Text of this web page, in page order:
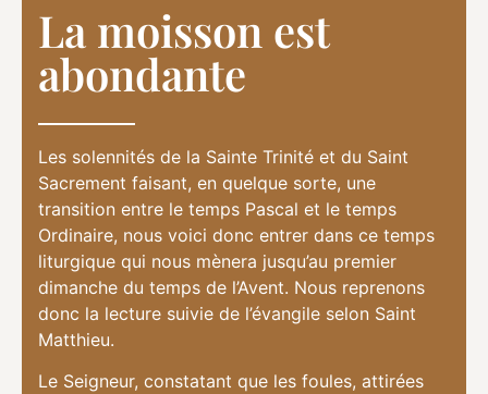
La moisson est
abondante
Les solennités de la Sainte Trinité et du Saint
Sacrement faisant, en quelque sorte, une
transition entre le temps Pascal et le temps
Ordinaire, nous voici donc entrer dans ce temps
liturgique qui nous mènera jusqu’au premier
dimanche du temps de l’Avent. Nous reprenons
donc la lecture suivie de l’évangile selon Saint
Matthieu.
Le Seigneur, constatant que les foules, attirées